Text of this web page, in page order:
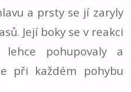
a prsty se jí zaryly
Její boky se v reakci
pohupovaly a
při každém pohybu